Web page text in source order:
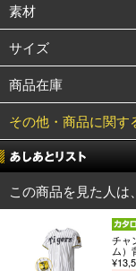
素材
サイズ
商品在庫
その他・商品に関す
この商品を見た人
チャ
ム）